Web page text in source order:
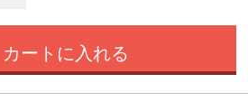
カートに入れる